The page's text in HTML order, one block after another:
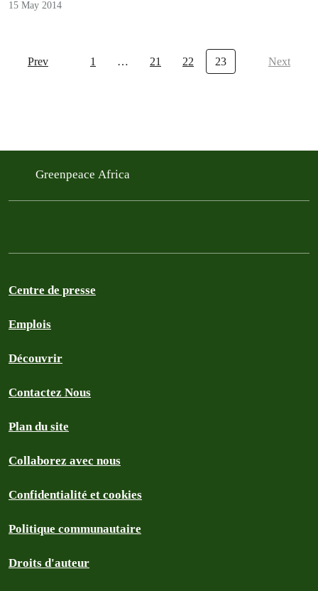
résolument dans les énergies renouvelables et les économies…
15 May 2014
Prev 1 … 21 22 23 Next
Greenpeace Africa
Centre de presse
Emplois
Découvrir
Contactez Nous
Plan du site
Collaborez avec nous
Confidentialité et cookies
Politique communautaire
Droits d'auteur